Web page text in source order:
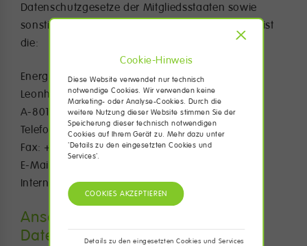
Datenschutzgesetze der Mitgliedsstaaten sowie
sonstiger datenschutzrechtlicher Bestimmungen ist
die:
Energie Steiermark Breitband GmbH
Leonhardgürtel 10
A-8010 Graz
Telefon: +43 (0) 316/9000
Fax: +43 (0) 316 9000-22909
E-Mail: info(at)e-steiermark.com
Internet: http://www.e-steiermark.com
Anschrift des
Datenschutzbeauftragten
X
Cookie-Hinweis
Diese Website verwendet nur technisch
notwendige Cookies. Wir verwenden keine
Marketing- oder Analyse-Cookies. Durch die
weitere Nutzung dieser Website stimmen Sie der
Speicherung dieser technisch notwendigen
Cookies auf Ihrem Gerät zu. Mehr dazu unter
'Details zu den eingesetzten Cookies und
Services'.
Details zu den eingesetzten Cookies und Services